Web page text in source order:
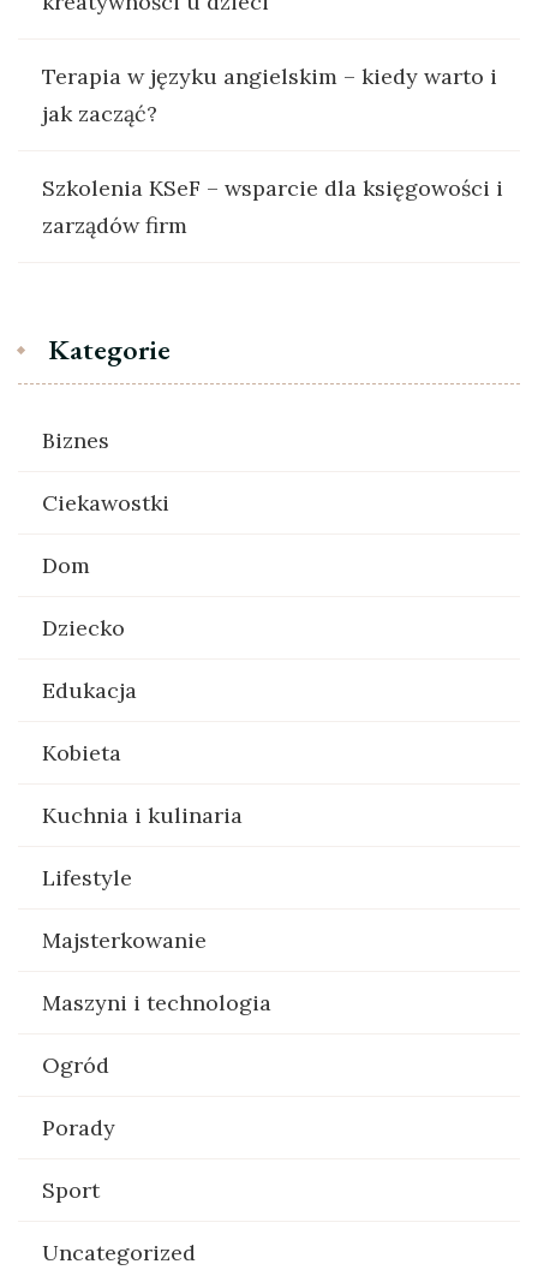
Terapia w języku angielskim – kiedy warto i
jak zacząć?
Szkolenia KSeF – wsparcie dla księgowości i
zarządów firm
Kategorie
Biznes
Ciekawostki
Dom
Dziecko
Edukacja
Kobieta
Kuchnia i kulinaria
Lifestyle
Majsterkowanie
Maszyni i technologia
Ogród
Porady
Sport
Uncategorized